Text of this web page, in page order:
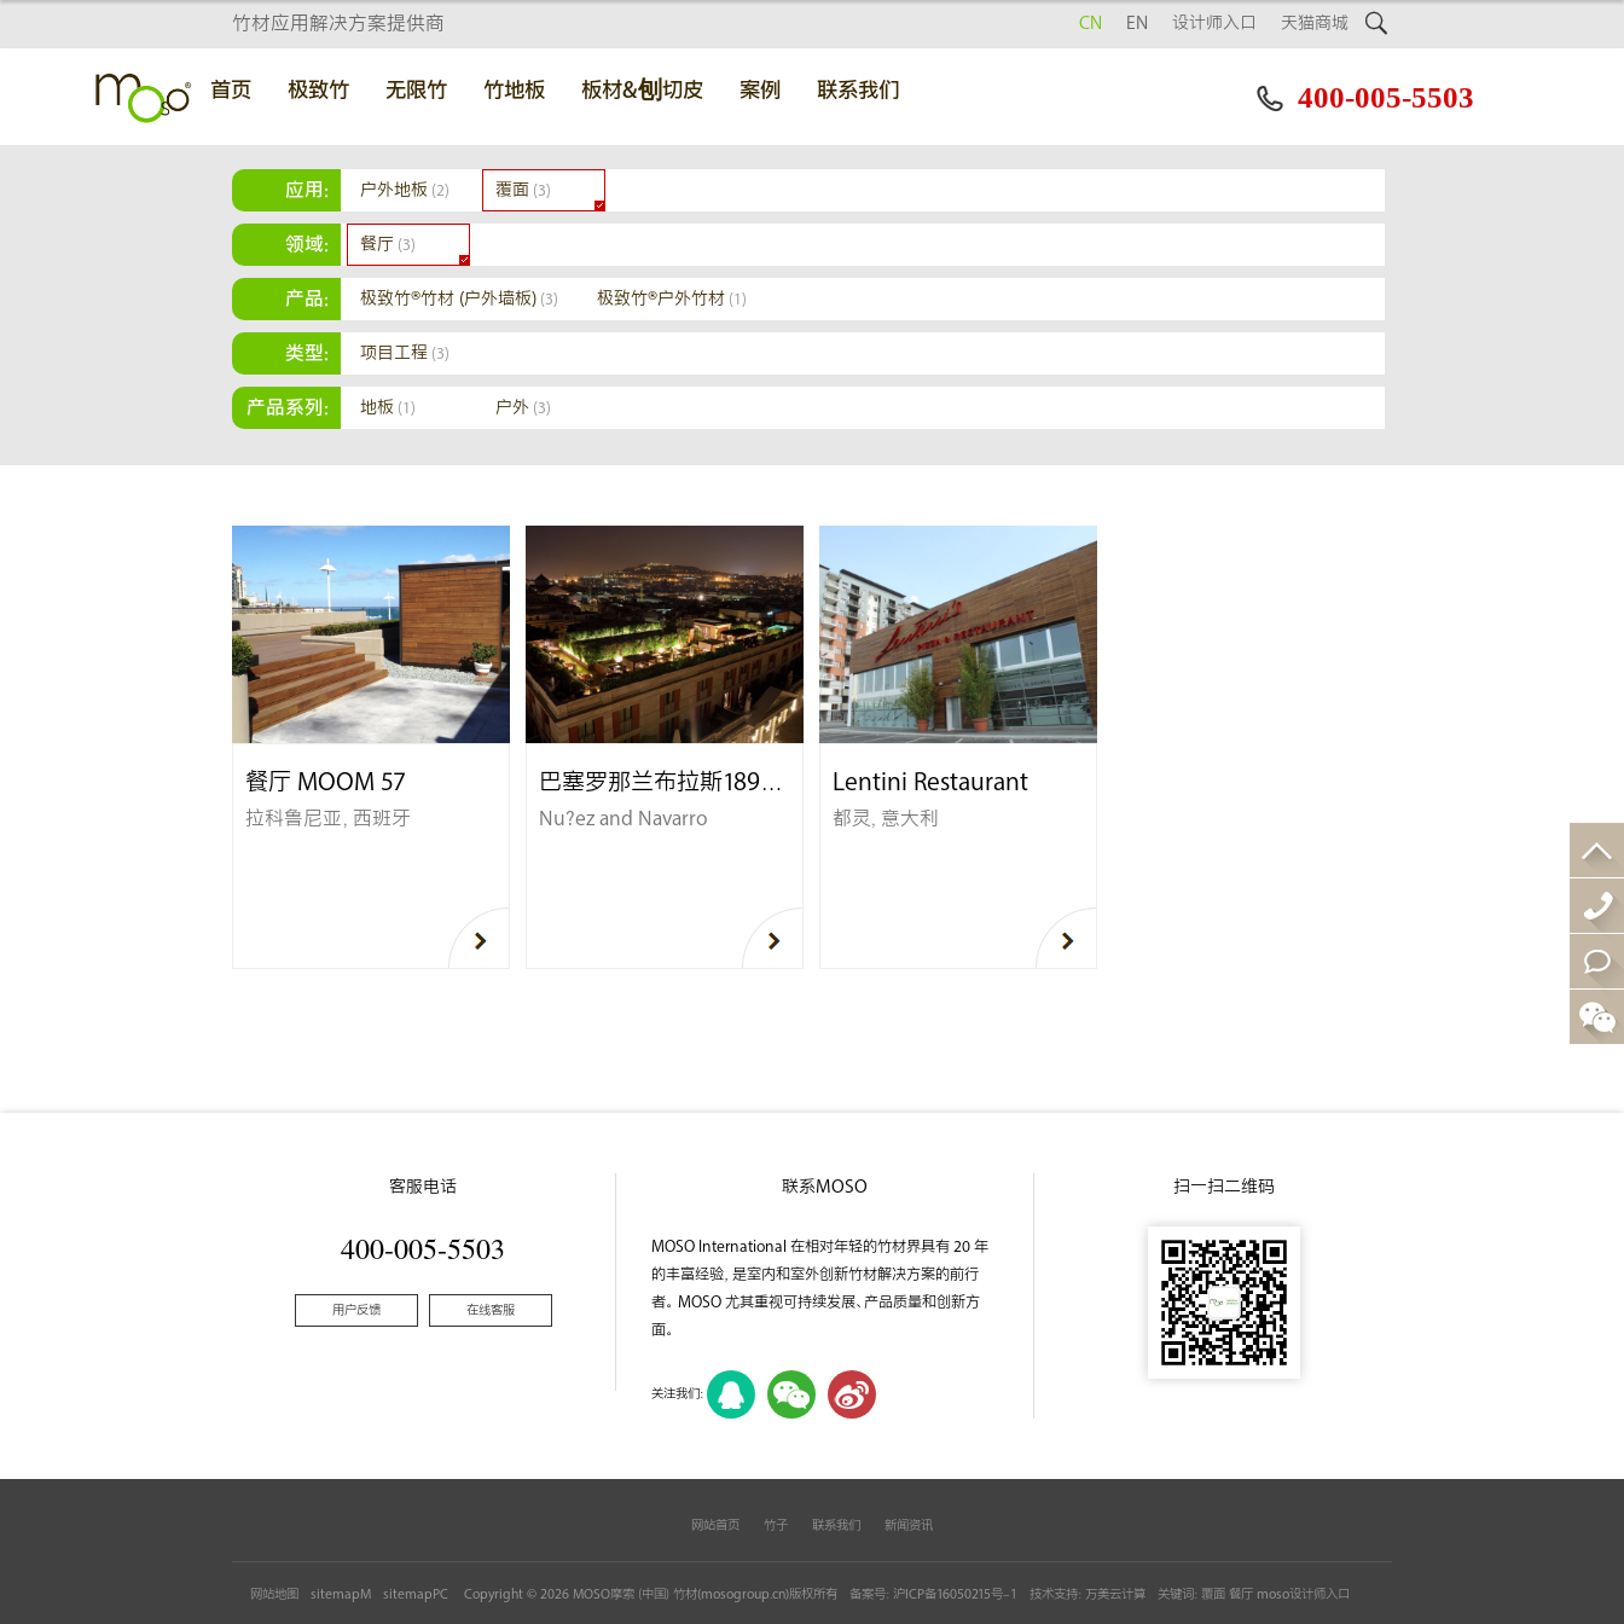
竹材应用解决方案提供商 
CN EN 设计师入口 天猫商城
首页 极致竹 无限竹 竹地板 板材&刨切皮 案例 联系我们  400-005-5503
应用: 户外地板 (2) 覆面 (3)
领域: 餐厅 (3)
产品: 极致竹®竹材 (户外墙板) (3) 极致竹®户外竹材 (1)
类型: 项目工程 (3)
产品系列: 地板 (1) 户外 (3)
餐厅 MOOM 57
拉科鲁尼亚，西班牙
巴塞罗那兰布拉斯1898酒店
Nu?ez and Navarro
Lentini Restaurant
都灵, 意大利
客服电话
400-005-5503
用户反馈 在线客服
联系MOSO
MOSO International 在相对年轻的竹材界具有 20 年
的丰富经验，是室内和室外创新竹材解决方案的前行
者。 MOSO 尤其重视可持续发展、产品质量和创新方
面。
关注我们：
扫一扫二维码
网站首页 竹子 联系我们 新闻资讯
网站地图 sitemapM sitemapPC Copyright © 2026 MOSO摩索（中国）竹材(mosogroup.cn)版权所有 备案号： 沪ICP备16050215号-1 技术支持： 万美云计算 关键词：覆面 餐厅 moso设计师入口
线